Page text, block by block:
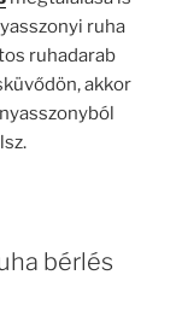
ruha
ruhadarab
akkor
bérlés